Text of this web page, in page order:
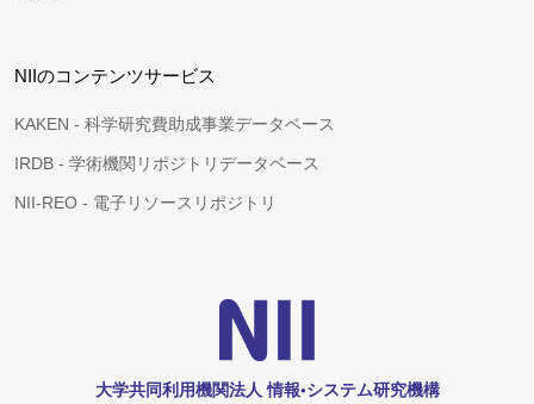
NIIのコンテンツサービス
KAKEN - 科学研究費助成事業データベース
IRDB - 学術機関リポジトリデータベース
NII-REO - 電子リソースリポジトリ
大学共同利用機関法人 情報•システム研究機構